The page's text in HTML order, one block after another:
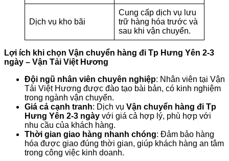
Dịch vụ kho bãi
Cung cấp dịch vụ lưu
trữ hàng hóa trước và
sau khi vận chuyển.
Lợi ích khi chọn Vận chuyển hàng đi Tp Hưng Yên 2-3
ngày – Vận Tải Việt Hương
Đội ngũ nhân viên chuyên nghiệp: Nhân viên tại Vận
Tải Việt Hương được đào tạo bài bản, có kinh nghiệm
trong ngành vận chuyển.
Giá cả cạnh tranh: Dịch vụ Vận chuyển hàng đi Tp
Hưng Yên 2-3 ngày với giá cả hợp lý, phù hợp với
nhu cầu của khách hàng.
Thời gian giao hàng nhanh chóng: Đảm bảo hàng
hóa được giao đúng thời gian, giúp khách hàng an tâm
trong công việc kinh doanh.